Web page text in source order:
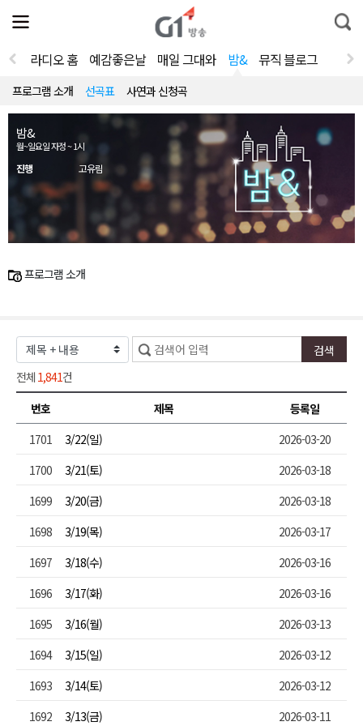
전
체
뉴
열
통
합
라디오 홈 예감좋은날 매일 그대와 밤& 뮤직 블로그
프로그램 소개 선곡표 사연과 신청곡
밤&
월~일요일 자정 ~ 1시
진행 고유림
프로그램 소개
전체 1,841건
번호
제목
등록일
1701
3/22(일)
2026-03-20
1700
3/21(토)
2026-03-18
1699
3/20(금)
2026-03-18
1698
3/19(목)
2026-03-17
1697
3/18(수)
2026-03-16
1696
3/17(화)
2026-03-16
1695
3/16(월)
2026-03-13
1694
3/15(일)
2026-03-12
1693
3/14(토)
2026-03-12
1692
3/13(금) 2026-03-11